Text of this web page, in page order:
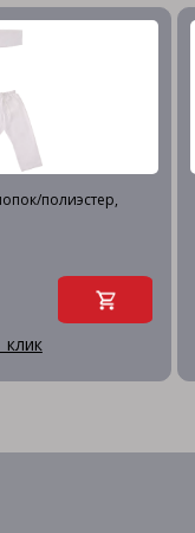
полиэстер,
клик